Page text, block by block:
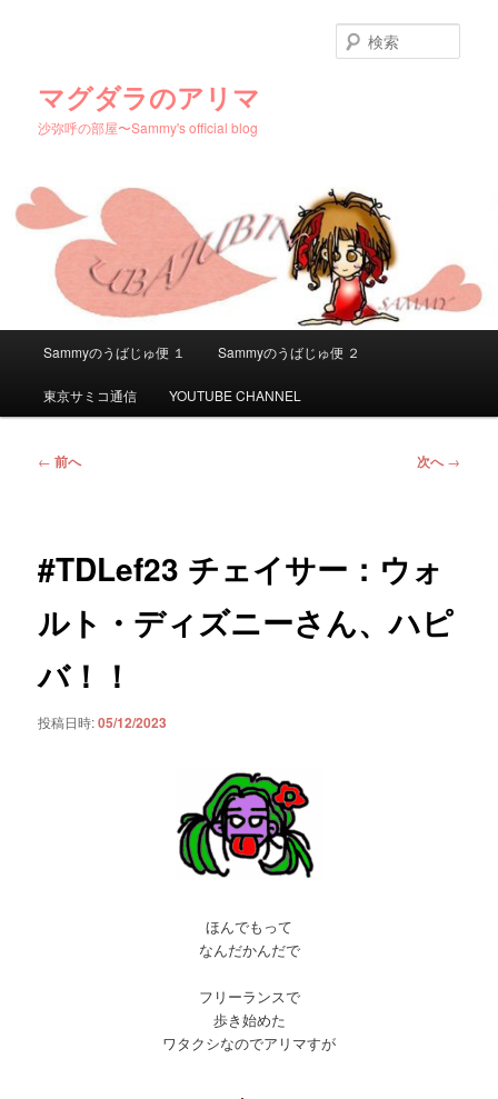
マグダラのアリマ
沙弥呼の部屋〜Sammy's official blog
索
メ
Sammyのうばじゅ便 １ Sammyのうばじゅ便 ２
東京サミコ通信 YOUTUBE CHANNEL
投
ー
ョ
← 前へ 次へ→
#TDLef23 チェイサー：ウォ
ルト・ディズニーさん、ハピ
バ！！
投稿日時:05/12/2023
ほんでもって
なんだかんだで
フリーランスで
歩き始めた
ワタクシなのでアリマすが